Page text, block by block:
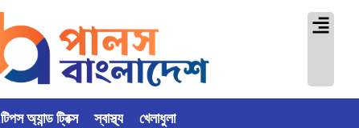
টিপস অ্যান্ড ট্রিক্স স্বাস্থ্য খেলাধুলা